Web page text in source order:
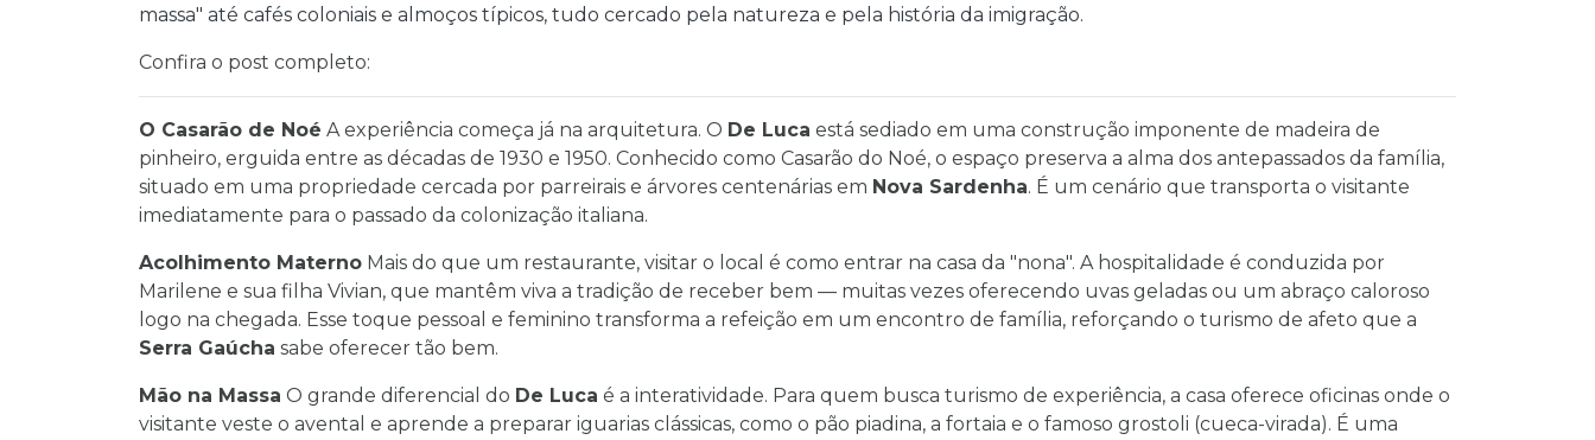
massa" até cafés coloniais e almoços típicos, tudo cercado pela natureza e pela história da imigração.
Confira o post completo:
O Casarão de Noé A experiência começa já na arquitetura. O De Luca está sediado em uma construção imponente de madeira de
pinheiro, erguida entre as décadas de 1930 e 1950. Conhecido como Casarão do Noé, o espaço preserva a alma dos antepassados da família,
situado em uma propriedade cercada por parreirais e árvores centenárias em Nova Sardenha. É um cenário que transporta o visitante
imediatamente para o passado da colonização italiana.
Acolhimento Materno Mais do que um restaurante, visitar o local é como entrar na casa da "nona". A hospitalidade é conduzida por
Marilene e sua filha Vivian, que mantêm viva a tradição de receber bem — muitas vezes oferecendo uvas geladas ou um abraço caloroso
logo na chegada. Esse toque pessoal e feminino transforma a refeição em um encontro de família, reforçando o turismo de afeto que a
Serra Gaúcha sabe oferecer tão bem.
Mão na Massa O grande diferencial do De Luca é a interatividade. Para quem busca turismo de experiência, a casa oferece oficinas onde o
visitante veste o avental e aprende a preparar iguarias clássicas, como o pão piadina, a fortaia e o famoso grostoli (cueca-virada). É uma